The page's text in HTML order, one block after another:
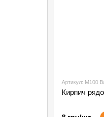
Артикул: М100
Кирпич